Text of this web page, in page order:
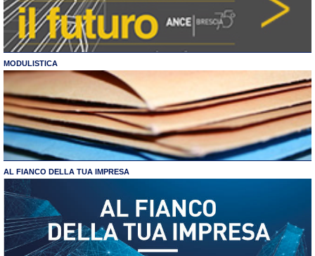
MODULISTICA
AL FIANCO DELLA TUA IMPRESA